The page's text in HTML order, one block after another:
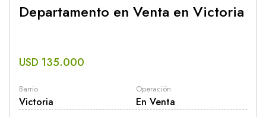
Departamento en Venta en Victoria
USD 135.000
Barrio
Victoria
Operación
En Venta